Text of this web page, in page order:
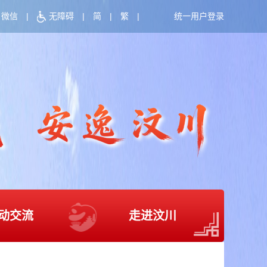
微信 | 无障碍 | 简 | 繁 | 统一用户登录
交流 走进汶川